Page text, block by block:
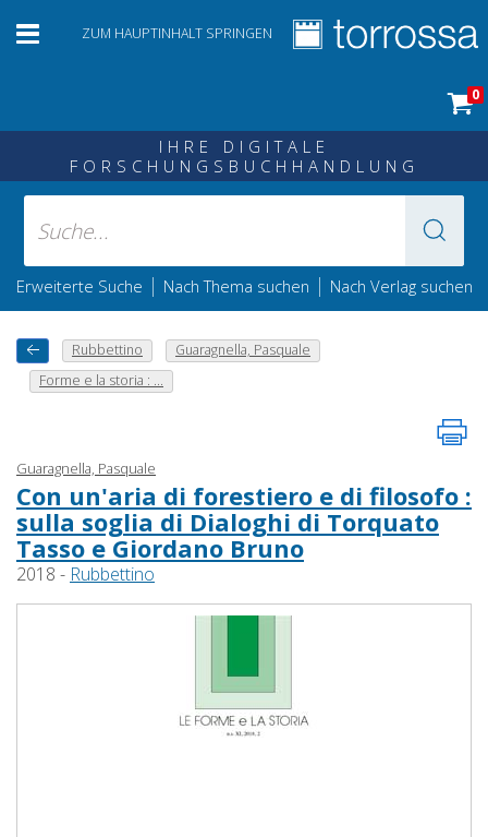
ZUM HAUPTINHALT SPRINGEN
0
IHRE DIGITALE
FORSCHUNGSBUCHHANDLUNG
Erweiterte Suche | Nach Thema suchen | Nach Verlag suchen
Rubbettino
Guaragnella, Pasquale
Forme e la storia : ...
Guaragnella, Pasquale
Con un'aria di forestiero e di filosofo :
sulla soglia di Dialoghi di Torquato
Tasso e Giordano Bruno
2018 - Rubbettino